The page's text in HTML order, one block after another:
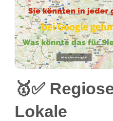
🥇✅
Lokale